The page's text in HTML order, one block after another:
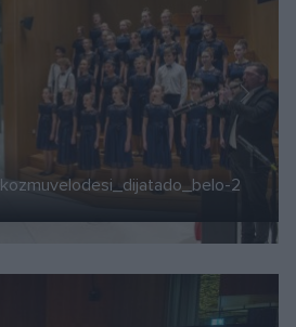
kozmuvelodesi_dijatado_belo-2